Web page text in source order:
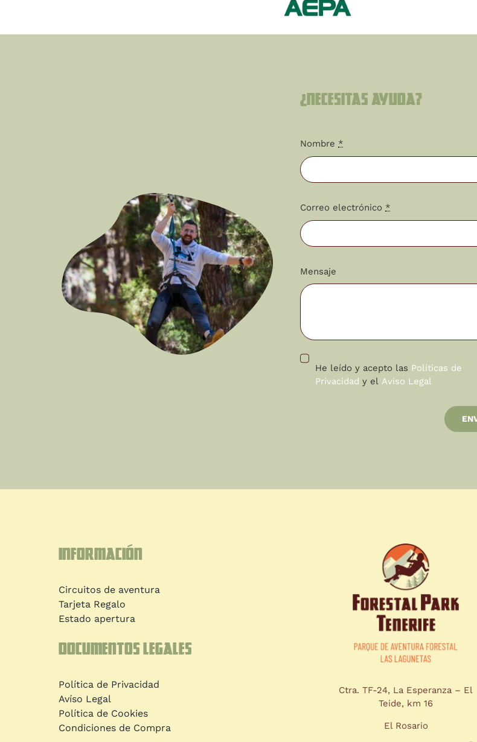
¿Necesitas ayuda?
Nombre *
Correo electrónico *
Mensaje
He leído y acepto las Políticas de
Privacidad y elAviso Legal
Información
Circuitos de aventura
Tarjeta Regalo
Estado apertura
Documentos legales
Política de Privacidad
Avíso Legal
Política de Cookies
Condiciones de Compra
Ctra. TF-24, La Esperanza – El
Teide, km 16
El Rosario